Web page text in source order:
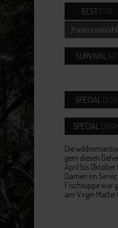
BEST FOR
SURVIVAL KIT
SPECIAL DISH
SPECIAL
Die
gern diesen
April bis
Damen im
Fischsuppe war
am Virgin Mattei